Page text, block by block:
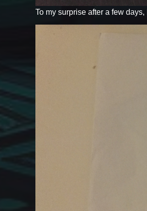
To my surprise after a few